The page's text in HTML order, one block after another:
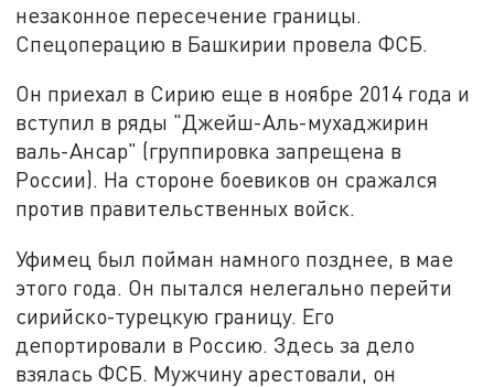
незаконное пересечение границы.
Спецоперацию в Башкирии провела ФСБ.
Он приехал в Сирию еще в ноябре 2014 года и
вступил в ряды "Джейш-Аль-мухаджирин
валь-Ансар" (группировка запрещена в
России). На стороне боевиков он сражался
против правительственных войск.
Уфимец был пойман намного позднее, в мае
этого года. Он пытался нелегально перейти
сирийско-турецкую границу. Его
депортировали в Россию. Здесь за дело
взялась ФСБ. Мужчину арестовали, он